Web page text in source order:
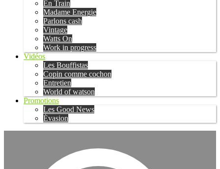
En Train
Madame Energie
Parlons cash
Vintage
Watts On
Work in progress
Vidéos
Les Bouffistas
Copin comme cochon
Entretien
World of watson
Promotions
Les Good News
Évasion